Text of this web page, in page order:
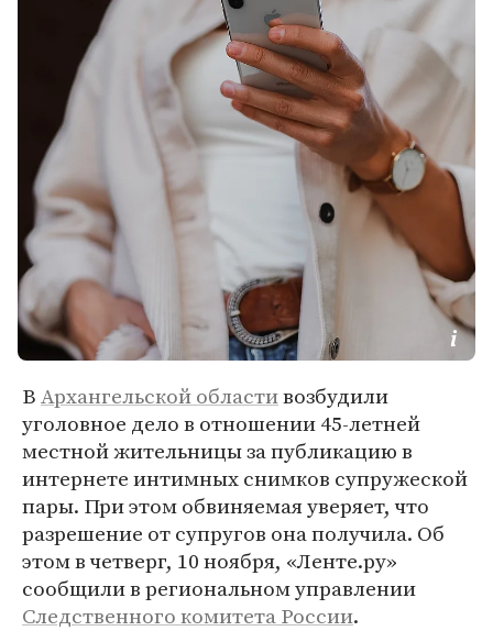
ВАрхангельской областивозбудили
уголовное дело в отношении 45-летней
местной жительницы за публикацию в
интернете интимных снимков супружеской
пары. При этом обвиняемая уверяет, что
разрешение от супругов она получила. Об
этом в четверг, 10 ноября, «Ленте.ру»
сообщили в региональном управлении
Следственного комитета России.